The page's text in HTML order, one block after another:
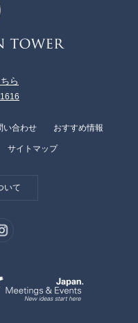
ちら
い合わせ おすすめ情報
サイトマップ
いて